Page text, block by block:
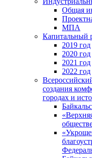
Общая
МПА
Капитальный
2019 год
2020 год
2021 год
2022 год
создания
городах и